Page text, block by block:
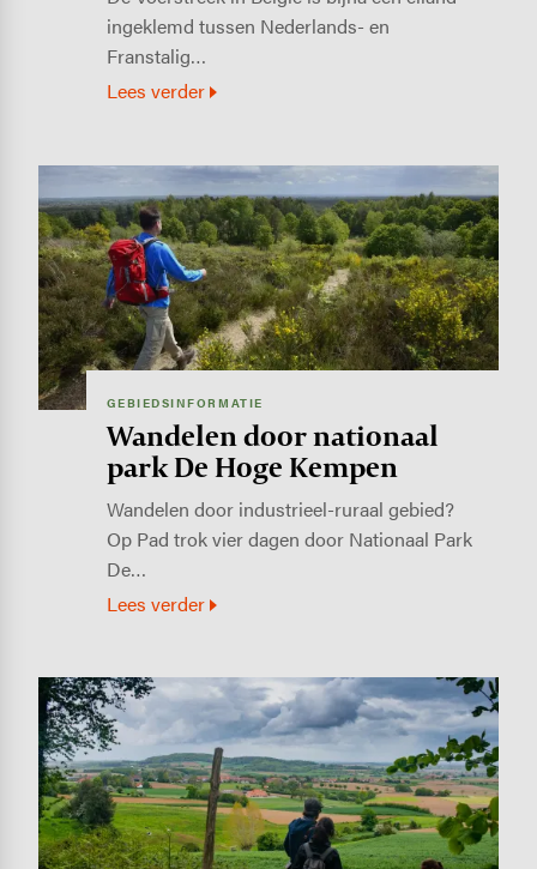
ingeklemd tussen Nederlands- en
Franstalig…
Lees verder
GEBIEDSINFORMATIE
Wandelen door nationaal
park De Hoge Kempen
Wandelen door industrieel-ruraal gebied?
Op Pad trok vier dagen door Nationaal Park
De…
Lees verder
Image